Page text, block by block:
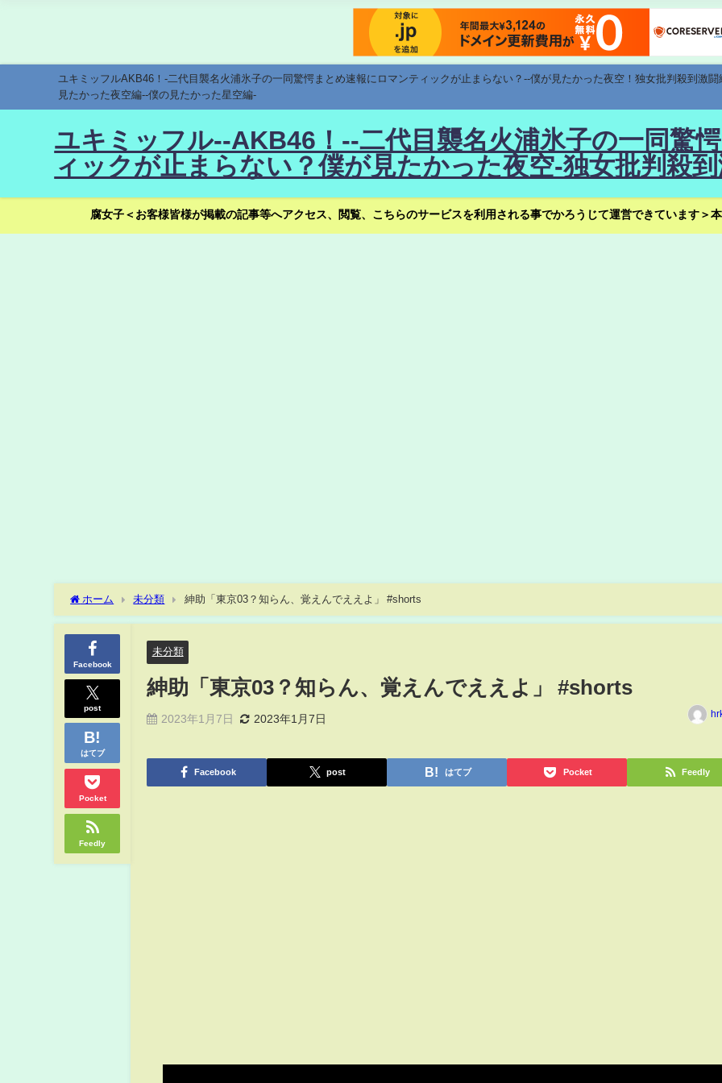
ユキミッフルAKB46！-二代目襲名火浦氷子の一同驚愕まとめ速報にロマンティックが止まらない？--僕が見たかった夜空！独女批判殺到激
見たかった夜空編--僕の見たかった星空編-
ユキミッフル--AKB46！--二代目襲名火浦氷子の一同驚
ィックが止まらない？僕が見たかった夜空-独女批判殺
腐女子＜お客様皆様が掲載の記事等へアクセス、閲覧、こちらのサービスを利用される事でかろうじて運営できています＞
ホーム 未分類 紳助「東京03？知らん、覚えんでええよ」 #shorts
Facebook
post
はてブ
Pocket
Feedly
未分類
紳助「東京03？知らん、覚えんでええよ」 #shorts
2023年1月7日 2023年1月7日
Facebook post はてブ Pocket Feedly